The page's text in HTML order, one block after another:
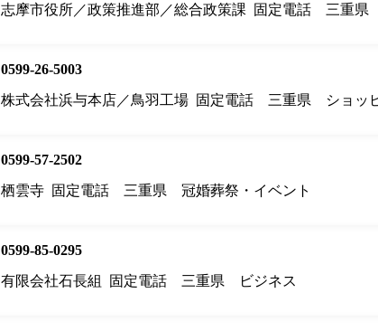
志摩市役所／政策推進部／総合政策課
固定電話 三重県
0599-26-5003
株式会社浜与本店／鳥羽工場 固定電話 三重県 ショッ
0599-57-2502
栖雲寺 固定電話 三重県 冠婚葬祭・イベント
0599-85-0295
有限会社石長組
固定電話 三重県 ビジネス